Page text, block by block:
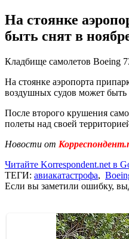
На стоянке
быть снят в
Кладбище самолетов Boeing
На стоянке аэропорта
воздушных судов может быть
После второго крушения
полеты над своей
Новости от
Читайте Korrespondent.net в
ТЕГИ: авиакатастрофа,
Если вы заметили ошибку,